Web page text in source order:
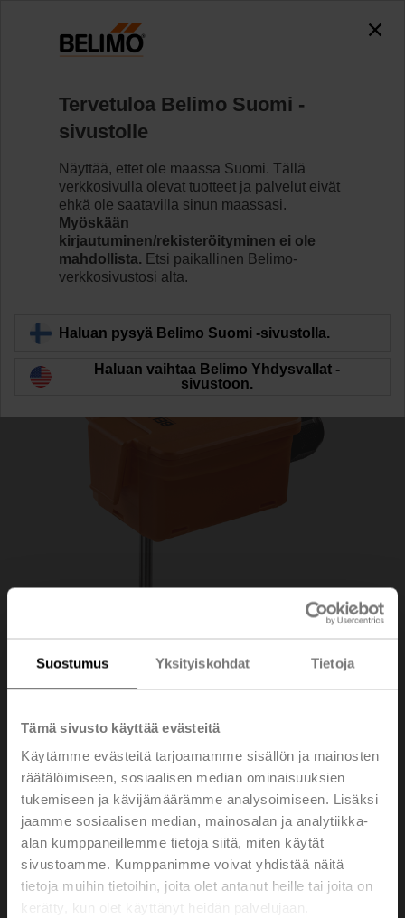
Suostumus Yksityiskohdat Tietoja
Tämä sivusto käyttää evästeitä
Käytämme evästeitä tarjoamamme sisällön ja mainosten
räätälöimiseen, sosiaalisen median ominaisuuksien
tukemiseen ja kävijämäärämme analysoimiseen. Lisäksi
jaamme sosiaalisen median, mainosalan ja analytiikka-
alan kumppaneillemme tietoja siitä, miten käytät
sivustoamme. Kumppanimme voivat yhdistää näitä
tietoja muihin tietoihin, joita olet antanut heille tai joita on
kerätty, kun olet käyttänyt heidän palvelujaan.
accessing the absolute URL
"https://www.belimo.com/fi/fi_FI/~mgnlArea=outdated~".
Anturit/Mittarit
01DT-1LR
Lue lisää
Takaisin tuotekategoriaan
01DT-1LR
Kanava-/vesianturi lämpötila passiivinen, NTC10k
(10k2), Anturin pituus 300 mm, Anturiputken halkaisija 6
mm
Sisältyvät osat: asennuskiinnitin, ruuvit, liimakalvo
Tervetuloa Belimo Suomi -
sivustolle
Näyttää, ettet ole maassa Suomi. Tällä
verkkosivulla olevat tuotteet ja palvelut eivät
ehkä ole saatavilla sinun maassasi.
Myöskään
kirjautuminen/rekisteröityminen ei ole
mahdollista. Etsi paikallinen Belimo-
verkkosivustosi alta.
Haluan pysyä Belimo Suomi -sivustolla.
Haluan vaihtaa Belimo Yhdysvallat -
sivustoon.